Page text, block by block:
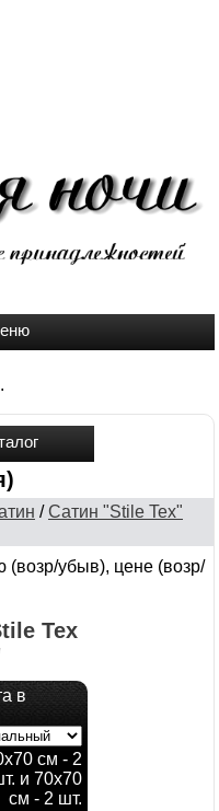
/Сатин "Stile Tex"
убыв), цене (возр/
Tex
в
см - 2
и 70х70
см - 2 шт.